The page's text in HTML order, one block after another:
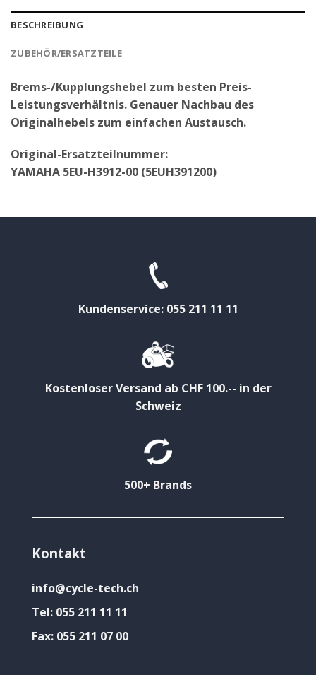
BESCHREIBUNG
ZUBEHÖR/ERSATZTEILE
Brems-/Kupplungshebel zum besten Preis-
Leistungsverhältnis. Genauer Nachbau des
Originalhebels zum einfachen Austausch.
Original-Ersatzteilnummer:
YAMAHA 5EU-H3912-00 (5EUH391200)
Kundenservice: 055 211 11 11
Kostenloser Versand ab CHF 100.-- in der
Schweiz
500+ Brands
Kontakt
info@cycle-tech.ch
Tel: 055 211 11 11
Fax: 055 211 07 00